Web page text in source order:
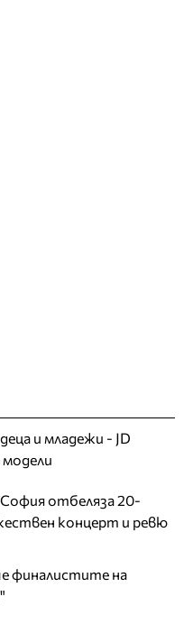
и младежи - JD
отбеляза 20-
концерт и ревю
финалистите на